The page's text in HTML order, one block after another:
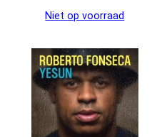
Niet op voorraad